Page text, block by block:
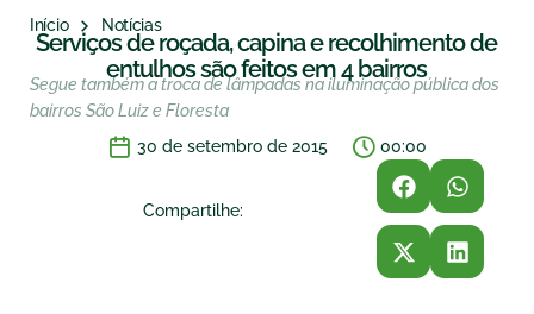
Início Notícias
Serviços de roçada, capina e recolhimento de
entulhos são feitos em 4 bairros
Segue também a troca de lâmpadas na iluminação pública dos
bairros São Luiz e Floresta
30 de setembro de 2015
00:00
Compartilhe: